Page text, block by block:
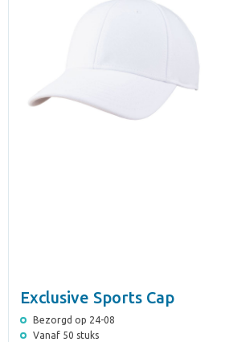
Exclusive Sports Cap
Bezorgd op 24-08
Vanaf 50 stuks